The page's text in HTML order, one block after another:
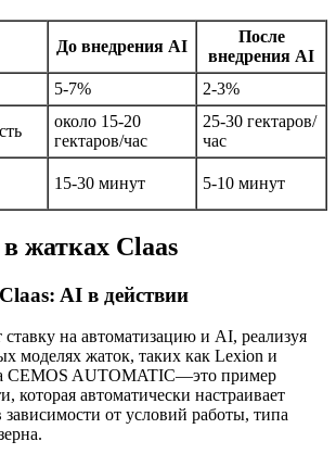
До внедрения AI
После
внедрения AI
5-7% 2-3%
около 15-20
гектаров/час
25-30 гектаров/
час
15-30 минут 5-10 минут
жатках Claas
AI в действии
ставку на автоматизацию и AI, реализуя
моделях жаток, таких как Lexion и
CEMOS AUTOMATIC—это пример
которая автоматически настраивает
от условий работы, типа